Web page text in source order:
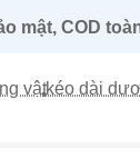
mật, COD
vật
,kéo dài